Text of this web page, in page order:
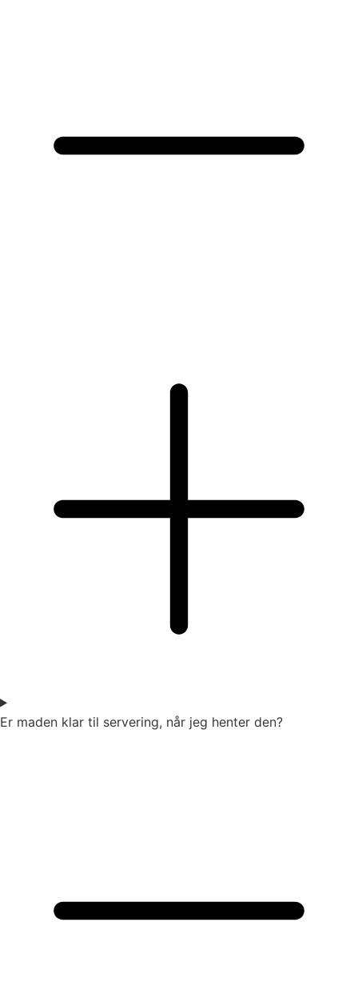
Er maden klar til servering, når jeg henter den?